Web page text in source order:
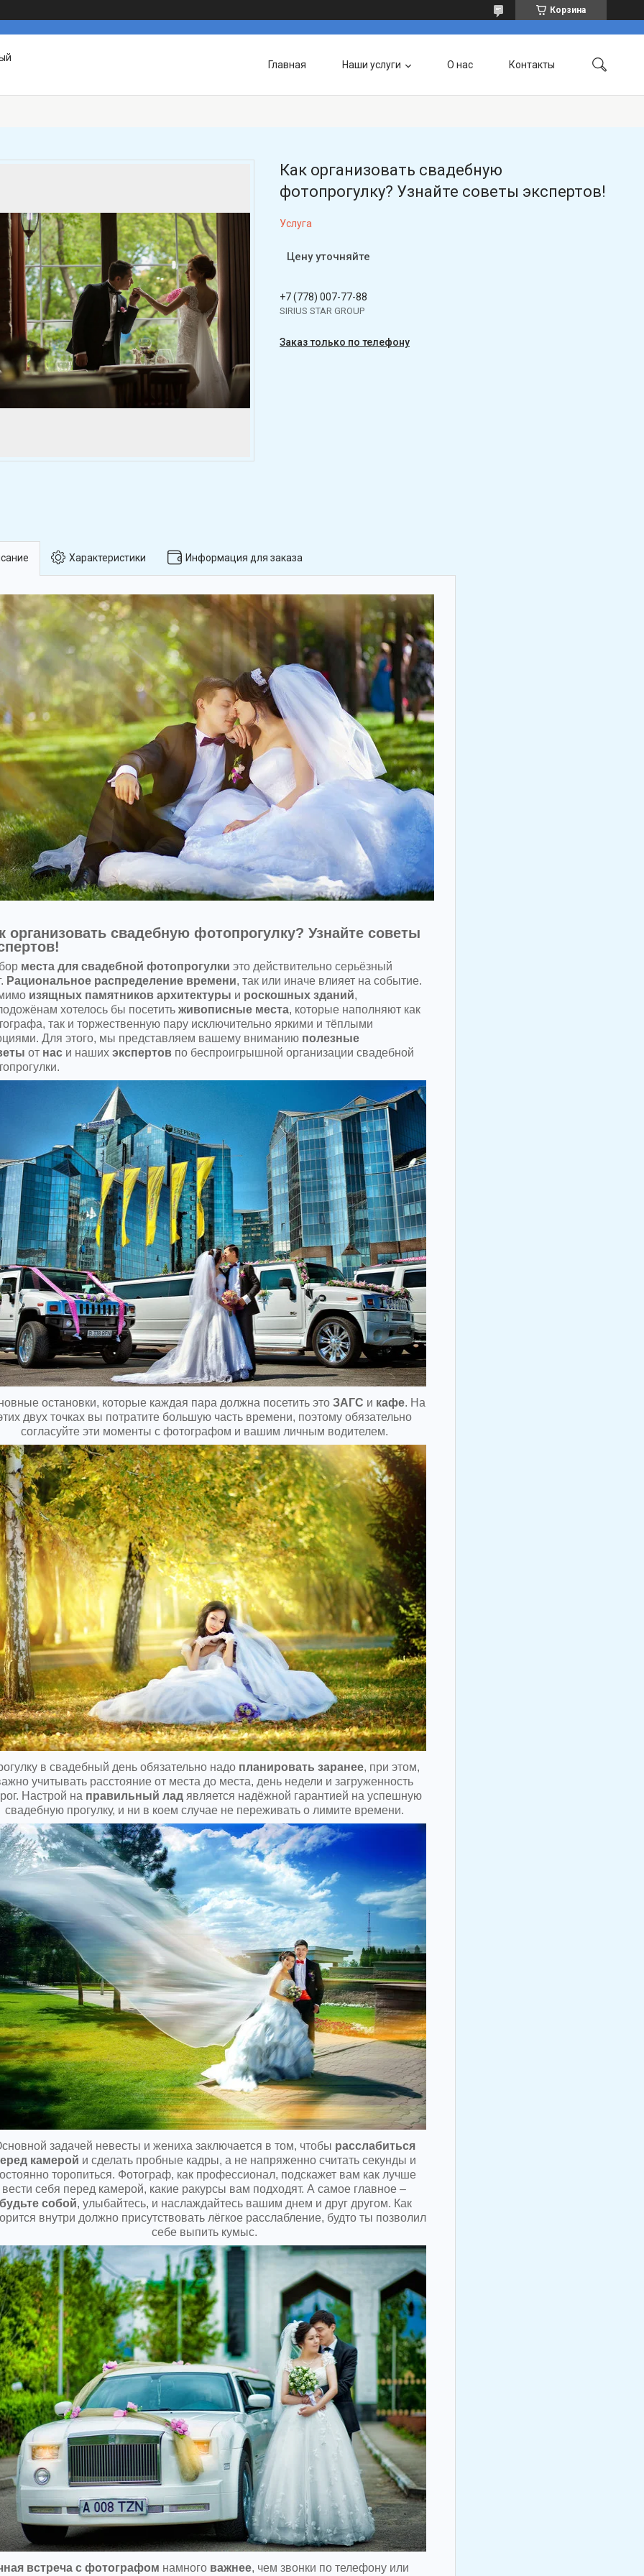
Корзина
Главная Наши услуги О нас Контакты
Как организовать свадебную
фотопрогулку? Узнайте советы экспертов!
Услуга
Цену уточняйте
+7 (778) 007-77-88
SIRIUS STAR GROUP
Заказ только по телефону
Характеристики Информация для заказа
организовать свадебную фотопрогулку? Узнайте советы
места для свадебной фотопрогулки это действительно серьёзный
Рациональное распределение времени, так или иначе влияет на событие.
изящных памятников архитектуры и роскошных зданий,
хотелось бы посетить живописные места, которые наполняют как
так и торжественную пару исключительно яркими и тёплыми
Для этого, мы представляем вашему вниманию полезные
от нас и наших экспертов по беспроигрышной организации свадебной
остановки, которые каждая пара должна посетить это ЗАГС и кафе. На
двух точках вы потратите большую часть времени, поэтому обязательно
согласуйте эти моменты с фотографом и вашим личным водителем.
в свадебный день обязательно надо планировать заранее, при этом,
учитывать расстояние от места до места, день недели и загруженность
Настрой на правильный ладявляется надёжной гарантией на успешную
свадебную прогулку, и ни в коем случае не переживать о лимите времени.
задачей невесты и жениха заключается в том, чтобы расслабиться
камерой и сделать пробные кадры, а не напряженно считать секунды и
торопиться. Фотограф, как профессионал, подскажет вам как лучше
вести себя перед камерой, какие ракурсы вам подходят. А самое главное –
будьте собой, улыбайтесь, и наслаждайтесь вашим днем и друг другом. Как
внутри должно присутствовать лёгкое расслабление, будто ты позволил
себе выпить кумыс.
встреча с фотографом намного важнее, чем звонки по телефону или